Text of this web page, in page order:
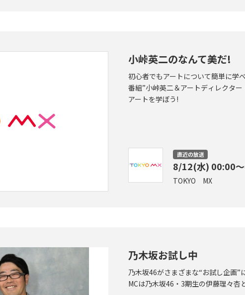
小峠英二のなんて美だ!
初心者でもアートについて簡単に学
番組”小峠英二＆アートディレクタ
アートを学ぼう!
直近の放送
8/12(水) 00:00
TOKYO MX
乃木坂お試し中
乃木坂46がさまざまな“お試し企画”
MCは乃木坂46・3期生の伊藤理々杏